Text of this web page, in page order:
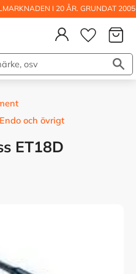
I 20 ÅR. GRUNDAT 2005
och övrigt
ET18D